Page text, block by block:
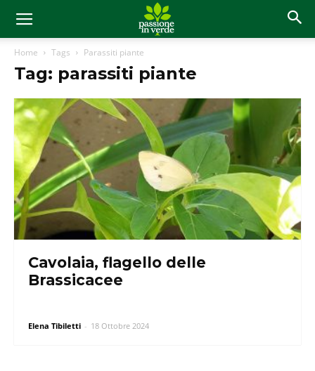
Home Tags Parassiti piante
Tag: parassiti piante
Cavolaia, flagello delle
Brassicacee
Elena Tibiletti - 18 Ottobre 2024